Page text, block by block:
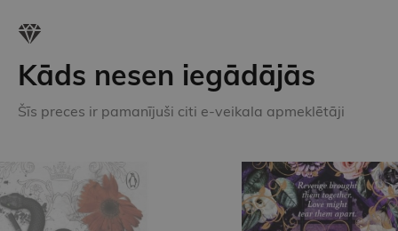
Kāds nesen iegādājās
Šīs preces ir pamanījuši citi e-veikala apmeklētāji